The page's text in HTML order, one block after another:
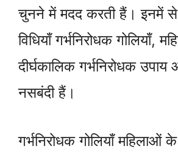
चुनने में मदद करती हैं। इनमें
विधियाँ गर्भनिरोधक गोलियाँ,
दीर्घकालिक गर्भनिरोधक
नसबंदी हैं।
गर्भनिरोधक गोलियाँ महिलाओं